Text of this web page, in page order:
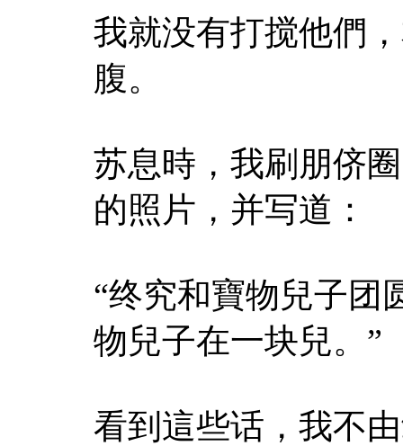
我就没有打搅他們
腹。
苏息時，我刷朋侪
的照片，并写道：
“终究和寶物兒子团
物兒子在一块兒。”
看到這些话，我不